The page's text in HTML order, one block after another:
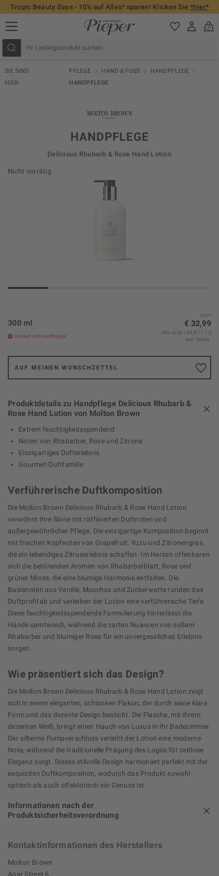
Tropic Beauty Days - 10% auf Alles* sparen! Klicken Sie *hier*
SIE SIND
HIER:
PFLEGE HAND & FUSS
HANDPFLEGE
HANDPFLEGE
Nicht vorrätig
HANDPFLEGE
Delicious Rhubarb & Rose Hand Lotion
UVP*
€ 32,99
300 ml
Derzeit nicht verfügbar
300 ml (€ 109,97 / 1 l)
inkl. MwSt.
AUF MEINEN WUNSCHZETTEL
Produktdetails zu Handpflege Delicious Rhubarb &
Rose Hand Lotion von Molton Brown
Extrem feuchtigkeitsspendend
Noten von Rhabarber, Rose und Zitrone
Einzigartiges Dufterlebnis
Gourmet-Duftfamilie
Verführerische Duftkomposition
Die Molton Brown Delicious Rhubarb & Rose Hand Lotion
verwöhnt Ihre Sinne mit raffinierten Duftnoten und
außergewöhnlicher Pflege. Die einzigartige Komposition beginnt
mit frischen Kopfnoten von Grapefruit, Yuzu und Zitronengras,
die ein lebendiges Zitruserlebnis schaffen. Im Herzen offenbaren
sich die betörenden Aromen von Rhabarberblatt, Rose und
grüner Minze, die eine blumige Harmonie entfalten. Die
Basisnoten aus Vanille, Moschus und Zuckerwatte runden das
Duftprofil ab und verleihen der Lotion eine verführerische Tiefe.
Diese feuchtigkeitsspendende Formulierung hinterlässt die
Hände samtweich, während die zarten Nuancen von süßem
Rhabarber und blumiger Rose für ein unvergessliches Erlebnis
sorgen.
Wie präsentiert sich das Design?
Die Molton Brown Delicious Rhubarb & Rose Hand Lotion zeigt
sich in einem eleganten, schlanken Flakon, der durch seine klare
Form und das dezente Design besticht. Die Flasche, mit ihrem
dezenten Weiß, bringt einen Hauch von Luxus in Ihr Badezimmer.
Der silberne Pumpverschluss verleiht der Lotion eine moderne
Note, während die traditionelle Prägung des Logos für zeitlose
Eleganz sorgt. Dieses stilvolle Design harmoniert perfekt mit der
exquisiten Duftkomposition, wodurch das Produkt sowohl
optisch als auch olfaktorisch ein Genuss ist.
Informationen nach der
Produktsicherheitsverordnung
Kontaktinformationen des Herstellers
Molton Brown
Agar Street 6